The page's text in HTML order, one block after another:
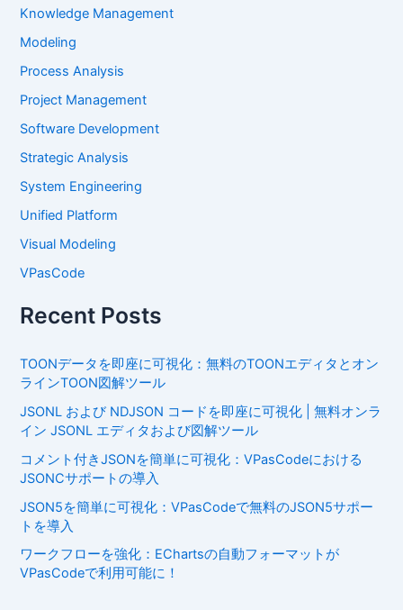
Knowledge Management
Modeling
Process Analysis
Project Management
Software Development
Strategic Analysis
System Engineering
Unified Platform
Visual Modeling
VPasCode
Recent Posts
TOONデータを即座に可視化：無料のTOONエディタとオン
ラインTOON図解ツール
JSONL および NDJSON コードを即座に可視化 | 無料オンラ
イン JSONL エディタおよび図解ツール
コメント付きJSONを簡単に可視化：VPasCodeにおける
JSONCサポートの導入
JSON5を簡単に可視化：VPasCodeで無料のJSON5サポー
トを導入
ワークフローを強化：EChartsの自動フォーマットが
VPasCodeで利用可能に！